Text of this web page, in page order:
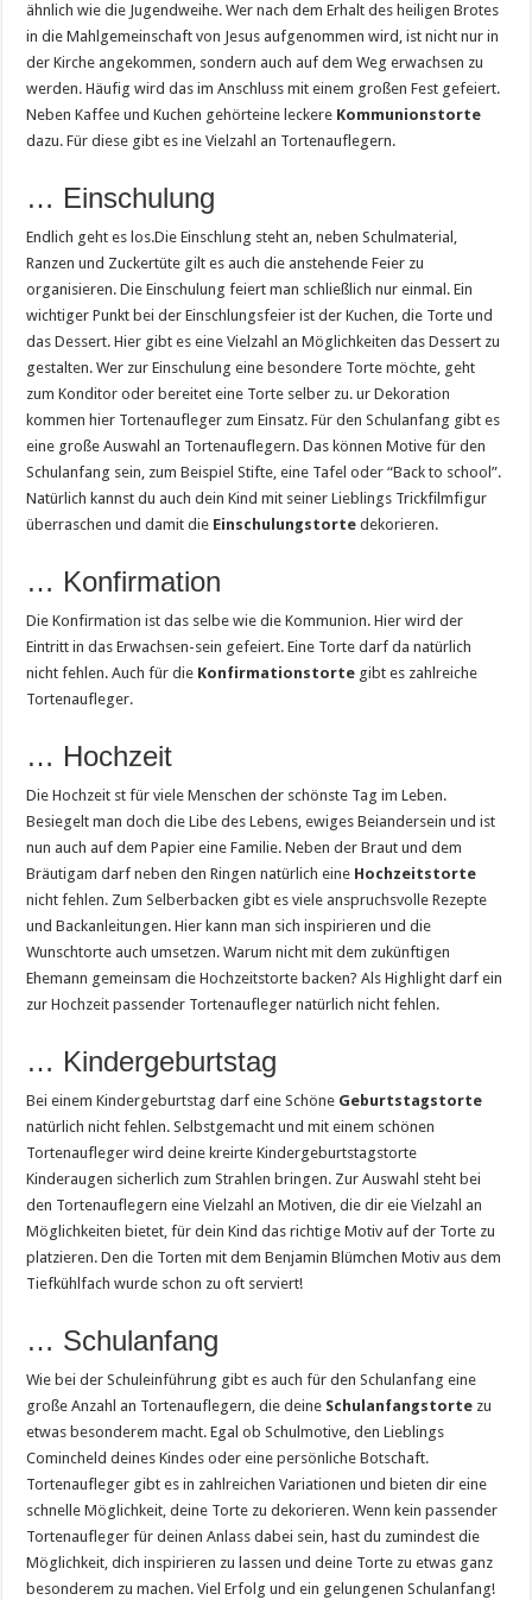
ähnlich wie die Jugendweihe. Wer nach dem Erhalt des heiligen Brotes
in die Mahlgemeinschaft von Jesus aufgenommen wird, ist nicht nur in
der Kirche angekommen, sondern auch auf dem Weg erwachsen zu
werden. Häufig wird das im Anschluss mit einem großen Fest gefeiert.
Neben Kaffee und Kuchen gehörteine leckere Kommunionstorte
dazu. Für diese gibt es ine Vielzahl an Tortenauflegern.
… Einschulung
Endlich geht es los.Die Einschlung steht an, neben Schulmaterial,
Ranzen und Zuckertüte gilt es auch die anstehende Feier zu
organisieren. Die Einschulung feiert man schließlich nur einmal. Ein
wichtiger Punkt bei der Einschlungsfeier ist der Kuchen, die Torte und
das Dessert. Hier gibt es eine Vielzahl an Möglichkeiten das Dessert zu
gestalten. Wer zur Einschulung eine besondere Torte möchte, geht
zum Konditor oder bereitet eine Torte selber zu. ur Dekoration
kommen hier Tortenaufleger zum Einsatz. Für den Schulanfang gibt es
eine große Auswahl an Tortenauflegern. Das können Motive für den
Schulanfang sein, zum Beispiel Stifte, eine Tafel oder “Back to school”.
Natürlich kannst du auch dein Kind mit seiner Lieblings Trickfilmfigur
überraschen und damit die Einschulungstorte dekorieren.
… Konfirmation
Die Konfirmation ist das selbe wie die Kommunion. Hier wird der
Eintritt in das Erwachsen-sein gefeiert. Eine Torte darf da natürlich
nicht fehlen. Auch für die Konfirmationstorte gibt es zahlreiche
Tortenaufleger.
… Hochzeit
Die Hochzeit st für viele Menschen der schönste Tag im Leben.
Besiegelt man doch die Libe des Lebens, ewiges Beiandersein und ist
nun auch auf dem Papier eine Familie. Neben der Braut und dem
Bräutigam darf neben den Ringen natürlich eine Hochzeitstorte
nicht fehlen. Zum Selberbacken gibt es viele anspruchsvolle Rezepte
und Backanleitungen. Hier kann man sich inspirieren und die
Wunschtorte auch umsetzen. Warum nicht mit dem zukünftigen
Ehemann gemeinsam die Hochzeitstorte backen? Als Highlight darf ein
zur Hochzeit passender Tortenaufleger natürlich nicht fehlen.
… Kindergeburtstag
Bei einem Kindergeburtstag darf eine Schöne Geburtstagstorte
natürlich nicht fehlen. Selbstgemacht und mit einem schönen
Tortenaufleger wird deine kreirte Kindergeburtstagstorte
Kinderaugen sicherlich zum Strahlen bringen. Zur Auswahl steht bei
den Tortenauflegern eine Vielzahl an Motiven, die dir eie Vielzahl an
Möglichkeiten bietet, für dein Kind das richtige Motiv auf der Torte zu
platzieren. Den die Torten mit dem Benjamin Blümchen Motiv aus dem
Tiefkühlfach wurde schon zu oft serviert!
… Schulanfang
Wie bei der Schuleinführung gibt es auch für den Schulanfang eine
große Anzahl an Tortenauflegern, die deine Schulanfangstorte zu
etwas besonderem macht. Egal ob Schulmotive, den Lieblings
Comincheld deines Kindes oder eine persönliche Botschaft.
Tortenaufleger gibt es in zahlreichen Variationen und bieten dir eine
schnelle Möglichkeit, deine Torte zu dekorieren. Wenn kein passender
Tortenaufleger für deinen Anlass dabei sein, hast du zumindest die
Möglichkeit, dich inspirieren zu lassen und deine Torte zu etwas ganz
besonderem zu machen. Viel Erfolg und ein gelungenen Schulanfang!